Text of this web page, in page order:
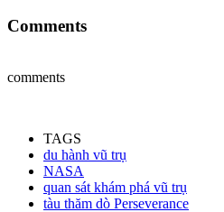
Comments
comments
TAGS
du hành vũ trụ
NASA
quan sát khám phá vũ trụ
tàu thăm dò Perseverance